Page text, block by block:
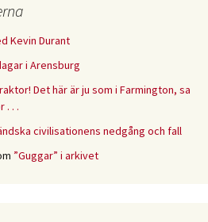
Kevin Durant
i Arensburg
Det här är ju som i Farmington, sa
. . .
civilisationens nedgång och fall
”Guggar” i arkivet